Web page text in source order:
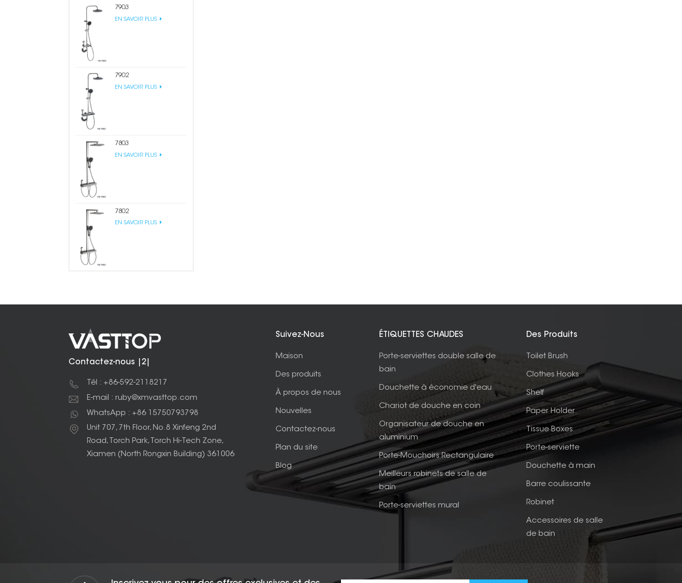
7903
EN SAVOIR PLUS
7902
EN SAVOIR PLUS
7803
EN SAVOIR PLUS
7802
EN SAVOIR PLUS
Contactez-nous |2|
Tél : +86-592-2118217
E-mail : ruby@xmvasttop.com
WhatsApp : +86 15750793798
Unit 707, 7th Floor, No.8 Xinfeng 2nd
Road, Torch Park, Torch Hi-Tech Zone,
Xiamen (North Rongxin Building) 361006
Suivez-Nous
Maison
Des produits
À propos de nous
Nouvelles
Contactez-nous
Plan du site
Blog
ÉTIQUETTES CHAUDES
Porte-serviettes double salle de
bain
Douchette à économie d'eau
Chariot de douche en coin
Organisateur de douche en
aluminium
Porte-Mouchoirs Rectangulaire
Meilleurs robinets de salle de
bain
Porte-serviettes mural
Des Produits
Toilet Brush
Clothes Hooks
Shelf
Paper Holder
Tissue Boxes
Porte-serviette
Douchette à main
Barre coulissante
Robinet
Accessoires de salle
de bain